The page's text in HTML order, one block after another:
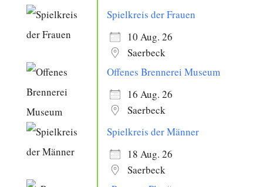
Spielkreis der Frauen
10 Aug. 26
Saerbeck
Offenes Brennerei Museum
16 Aug. 26
Saerbeck
Spielkreis der Männer
18 Aug. 26
Saerbeck